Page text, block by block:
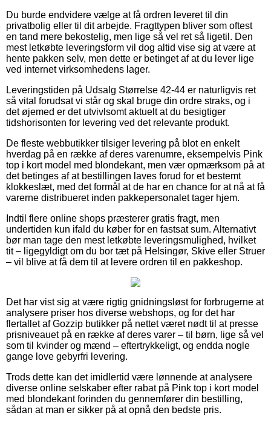
Du burde endvidere vælge at få ordren leveret til din
privatbolig eller til dit arbejde. Fragttypen bliver som oftest
en tand mere bekostelig, men lige så vel ret så ligetil. Den
mest letkøbte leveringsform vil dog altid vise sig at være at
hente pakken selv, men dette er betinget af at du lever lige
ved internet virksomhedens lager.
Leveringstiden på Udsalg Størrelse 42-44 er naturligvis ret
så vital forudsat vi står og skal bruge din ordre straks, og i
det øjemed er det utvivlsomt aktuelt at du besigtiger
tidshorisonten for levering ved det relevante produkt.
De fleste webbutikker tilsiger levering på blot en enkelt
hverdag på en række af deres varenumre, eksempelvis Pink
top i kort model med blondekant, men vær opmærksom på at
det betinges af at bestillingen laves forud for et bestemt
klokkeslæt, med det formål at de har en chance for at nå at få
varerne distribueret inden pakkepersonalet tager hjem.
Indtil flere online shops præsterer gratis fragt, men
undertiden kun ifald du køber for en fastsat sum. Alternativt
bør man tage den mest letkøbte leveringsmulighed, hvilket
tit – ligegyldigt om du bor tæt på Helsingør, Skive eller Struer
– vil blive at få dem til at levere ordren til en pakkeshop.
Det har vist sig at være rigtig gnidningsløst for forbrugerne at
analysere priser hos diverse webshops, og for det har
flertallet af Gozzip butikker på nettet været nødt til at presse
prisniveauet på en række af deres varer – til børn, lige så vel
som til kvinder og mænd – eftertrykkeligt, og endda nogle
gange love gebyrfri levering.
Trods dette kan det imidlertid være lønnende at analysere
diverse online selskaber efter rabat på Pink top i kort model
med blondekant forinden du gennemfører din bestilling,
sådan at man er sikker på at opnå den bedste pris.